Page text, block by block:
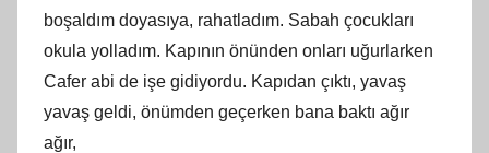
boşaldım doyasıya, rahatladım. Sabah çocukları
okula yolladım. Kapının önünden onları uğurlarken
Cafer abi de işe gidiyordu. Kapıdan çıktı, yavaş
yavaş geldi, önümden geçerken bana baktı ağır
ağır,